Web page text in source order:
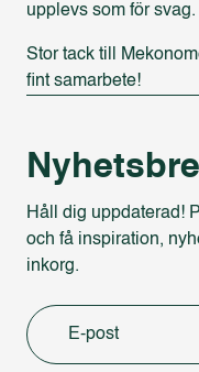
upplevs som för svag.
Stor tack till
fint samarbete!
Håll dig uppdaterad!
och få inspiration,
inkorg.